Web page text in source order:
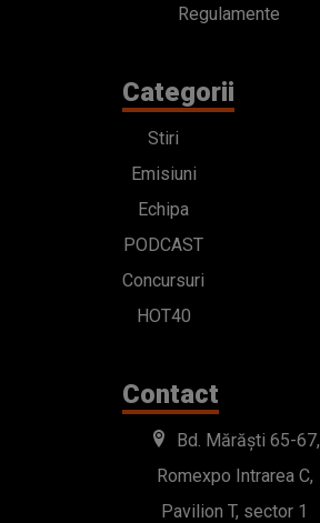
Regulamente
Categorii
Stiri
Emisiuni
Echipa
PODCAST
Concursuri
HOT40
Contact
Bd. Mărăști 65-67,
Romexpo Intrarea C,
Pavilion T, sector 1